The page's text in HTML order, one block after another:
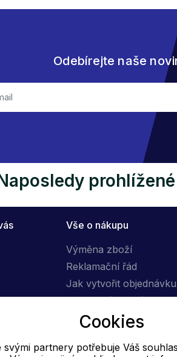
Odebírejte naše
Vše o nákupu
Výměna zboží
Reklamační řád
Jak vytvořit objednávku
Obchodní podmínky
Doprava
E-mail
Cookies
svými partnery potřebuje Váš